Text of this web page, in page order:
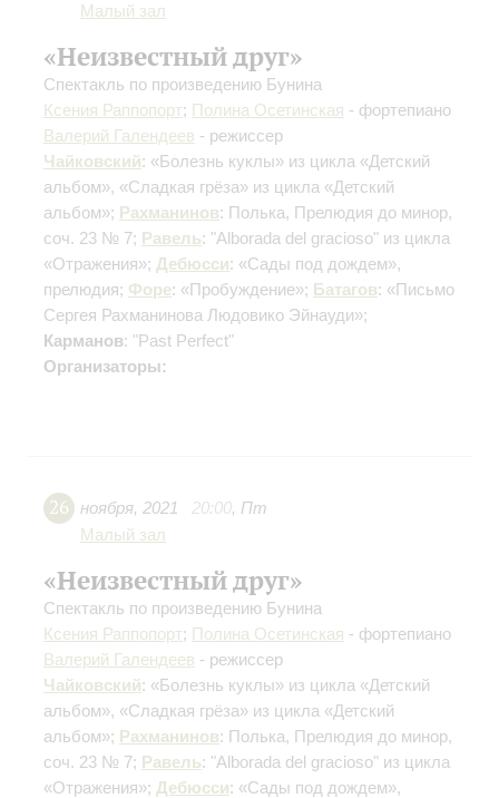
Малый зал
«Неизвестный друг»
Спектакль по произведению Бунина
Ксения Раппопорт; Полина Осетинская - фортепиано
Валерий Галендеев - режиссер
Чайковский: «Болезнь куклы» из цикла «Детский
альбом», «Сладкая грёза» из цикла «Детский
альбом»; Рахманинов: Полька, Прелюдия до минор,
соч. 23 № 7; Равель: "Alborada del gracioso" из цикла
«Отражения»; Дебюсси: «Сады под дождем»,
прелюдия; Форе: «Пробуждение»; Батагов: «Письмо
Сергея Рахманинова Людовико Эйнауди»;
Карманов: "Past Perfect"
Организаторы:
26 ноября, 2021 20:00, Пт
Малый зал
«Неизвестный друг»
Спектакль по произведению Бунина
Ксения Раппопорт; Полина Осетинская - фортепиано
Валерий Галендеев - режиссер
Чайковский: «Болезнь куклы» из цикла «Детский
альбом», «Сладкая грёза» из цикла «Детский
альбом»; Рахманинов: Полька, Прелюдия до минор,
соч. 23 № 7; Равель: "Alborada del gracioso" из цикла
«Отражения»; Дебюсси: «Сады под дождем»,